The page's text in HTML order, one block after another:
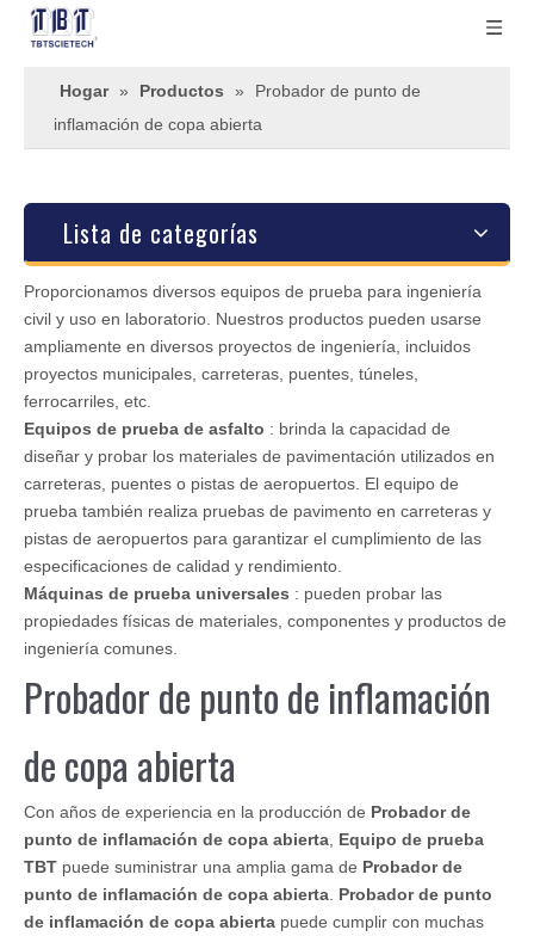
Hogar » Productos »
Probador de punto de
inflamación de copa abierta
Lista de categorías
Proporcionamos diversos equipos de prueba para ingeniería
civil y uso en laboratorio. Nuestros productos pueden usarse
ampliamente en diversos proyectos de ingeniería, incluidos
proyectos municipales, carreteras, puentes, túneles,
ferrocarriles, etc.
Equipos de prueba de asfalto : brinda la capacidad de
diseñar y probar los materiales de pavimentación utilizados en
carreteras, puentes o pistas de aeropuertos. El equipo de
prueba también realiza pruebas de pavimento en carreteras y
pistas de aeropuertos para garantizar el cumplimiento de las
especificaciones de calidad y rendimiento.
Máquinas de prueba universales : pueden probar las
propiedades físicas de materiales, componentes y productos de
ingeniería comunes.
Probador de punto de inflamación
de copa abierta
Con años de experiencia en la producción de Probador de
punto de inflamación de copa abierta Equipo de prueba
TBT puede suministrar una amplia gama de Probador de
punto de inflamación de copa abierta Probador de punto
de inflamación de copa abierta puede cumplir con muchas